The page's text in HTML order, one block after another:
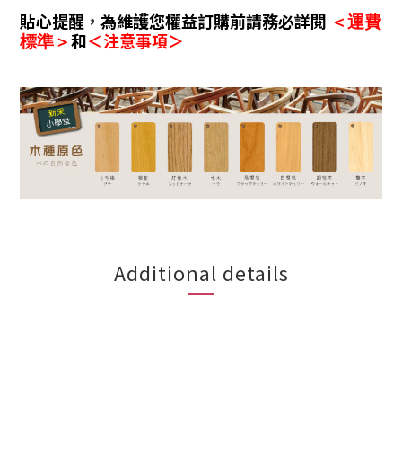
貼心提醒 ， 為維護您權益訂購前請務必詳閱 ＜運費
標準＞和＜注意事項＞
Additional details